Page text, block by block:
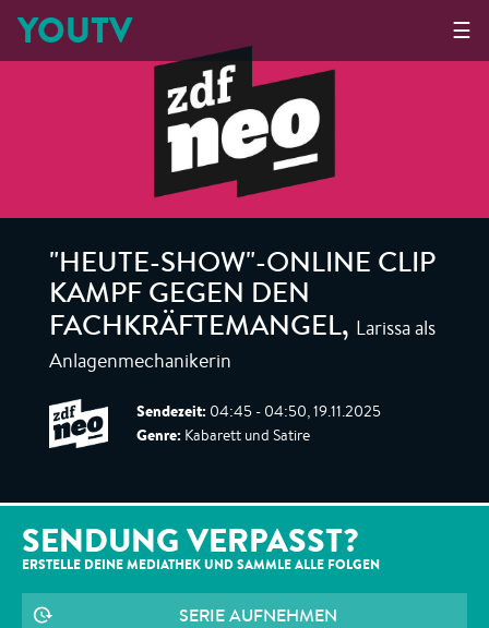
☰
YOUTV
"HEUTE-SHOW"-ONLINE CLIP
KAMPF GEGEN DEN
FACHKRÄFTEMANGEL, Larissa als
Anlagenmechanikerin
Sendezeit: 04:45 - 04:50, 19.11.2025
Genre: Kabarett und Satire
SENDUNG VERPASST?
ERSTELLE DEINE MEDIATHEK UND SAMMLE ALLE FOLGEN
SERIE AUFNEHMEN